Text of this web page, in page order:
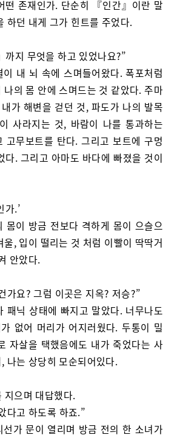
떤 존재인가. 단순히 『인간』이란 말
하던 내게 그가 힌트를 주었다.
까지 무엇을 하고 있었나요?”
내 뇌 속에 스며들어왔다. 폭포처럼
나의 몸 안에 스며드는 것 같았다. 주마
가 해변을 걷던 것, 파도가 나의 발목
사라지는 것, 바람이 나를 통과하는
고무보트를 탄다. 그리고 보트에 구멍
다. 그리고 아마도 바다에 빠졌을 것이
가.’
몸이 방금 전보다 격하게 몸이 으슬으
, 입이 떨리는 것 처럼 이빨이 딱딱거
안았다.
가요? 그럼 이곳은 지옥? 저승?”
패닉 상태에 빠지고 말았다. 너무나도
없어 머리가 어지러웠다. 두통이 밀
자살을 택했음에도 내가 죽었다는 사
나는 상당히 모순되어있다.
지으며 대답했다.
다고 하도록 하죠.”
가 문이 열리며 방금 전의 한 소녀가